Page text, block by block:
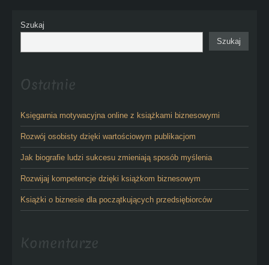
Szukaj
Szukaj
Ostatnie
Księgarnia motywacyjna online z książkami biznesowymi
Rozwój osobisty dzięki wartościowym publikacjom
Jak biografie ludzi sukcesu zmieniają sposób myślenia
Rozwijaj kompetencje dzięki książkom biznesowym
Książki o biznesie dla początkujących przedsiębiorców
Komentarze